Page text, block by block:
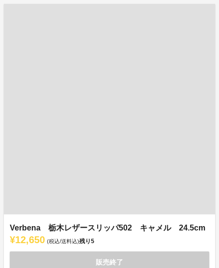
Verbena 栃木レザースリッパ502 キャメル 24.5cm
¥12,650 (税込/送料込)残り5
販売終了